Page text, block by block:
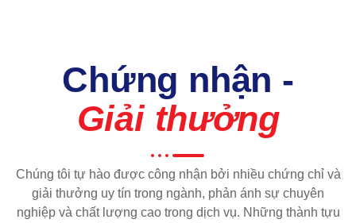
Chứng nhận -
Giải thưởng
Chúng tôi tự hào được công nhận bởi nhiều chứng chỉ và
giải thưởng uy tín trong ngành, phản ánh sự chuyên
nghiệp và chất lượng cao trong dịch vụ. Những thành tựu